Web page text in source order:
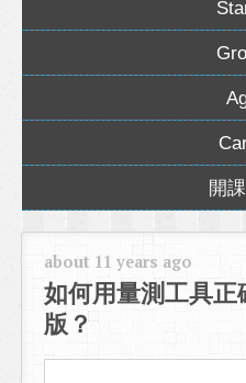
開
about 11 years ago
如何用量測工具
版？